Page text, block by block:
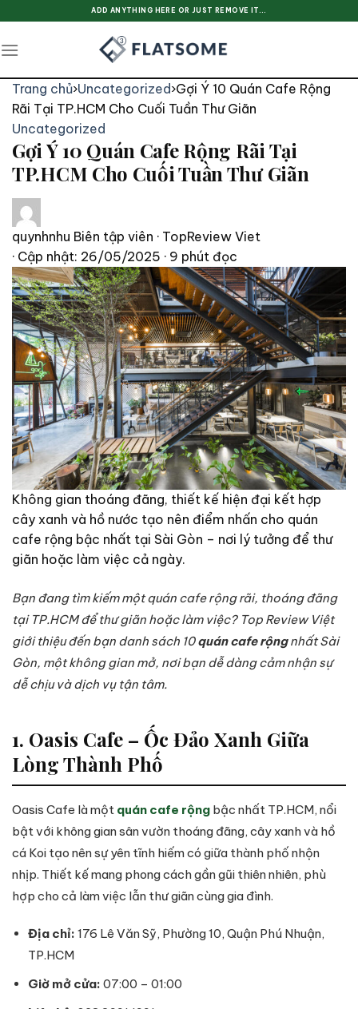
content
ADD ANYTHING HERE OR JUST REMOVE IT...
Trang chủ›Uncategorized›Gợi Ý 10 Quán Cafe Rộng
Rãi Tại TP.HCM Cho Cuối Tuần Thư Giãn
Uncategorized
Gợi Ý 10 Quán Cafe Rộng Rãi Tại
TP.HCM Cho Cuối Tuần Thư Giãn
quynhnhu Biên tập viên · TopReview Viet
· Cập nhật: 26/05/2025 · 9 phút đọc
Không gian thoáng đãng, thiết kế hiện đại kết hợp
cây xanh và hồ nước tạo nên điểm nhấn cho quán
cafe rộng bậc nhất tại Sài Gòn – nơi lý tưởng để thư
giãn hoặc làm việc cả ngày.
Bạn đang tìm kiếm một quán cafe rộng rãi, thoáng đãng
tại TP.HCM để thư giãn hoặc làm việc? Top Review Việt
giới thiệu đến bạn danh sách 10quán cafe rộngnhất Sài
Gòn, một không gian mở, nơi bạn dễ dàng cảm nhận sự
dễ chịu và dịch vụ tận tâm.
1. Oasis Cafe – Ốc Đảo Xanh Giữa
Lòng Thành Phố
Oasis Cafe là một quán cafe rộng bậc nhất TP.HCM, nổi
bật với không gian sân vườn thoáng đãng, cây xanh và hồ
cá Koi tạo nên sự yên tĩnh hiếm có giữa thành phố nhộn
nhịp. Thiết kế mang phong cách gần gũi thiên nhiên, phù
hợp cho cả làm việc lẫn thư giãn cùng gia đình.
Địa chỉ: 176 Lê Văn Sỹ, Phường 10, Quận Phú Nhuận,
TP.HCM
Giờ mở cửa: 07:00 – 01:00